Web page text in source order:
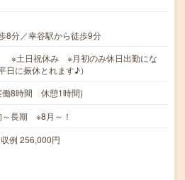
8分／幸谷駅から徒歩9分
※土日祝休み ※月初のみ休日出勤にな
日に振休とれます♪）
働8時間 休憩1時間)
長期 ※8月～！
例 256,000円